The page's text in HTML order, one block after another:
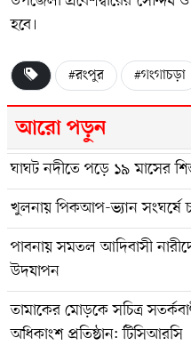
হবে।
#রংপুর #গংগাচড়া
আরো পড়ুন
ঘাঘট নদীতে পড়ে ১৯ মাসের
খুলনায় পিকআপ-ভ্যান
পাবনায় সমতল আদিবাসী
উদযাপন
তামাকের মোড়কে সচিত্র
অধিকাংশ প্রতিষ্ঠান: টিসিআরসি